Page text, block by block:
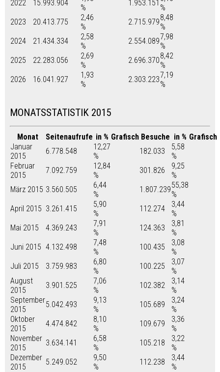
2022
15.993.904
%
1.953.151
%
2023
20.413.775
2,46
%
2.715.9798,48
%
2024
21.434.334
2,58
%
2.554.0897,98
%
2025
22.283.056
2,69
%
2.696.3708,42
%
2026
16.041.927
1,93
%
2.303.2237,19
%
MONATSSTATISTIK 2015
Monat Seitenaufrufe in % Grafisch Besuche in % Grafisch
Januar
2015
6.778.548
12,27
%
182.033
5,58
%
Februar
2015
7.092.759
12,84
%
301.826
9,25
%
März 2015 3.560.505
6,44
%
1.807.23955,38
%
April 2015 3.261.415
5,90
%
112.274
3,44
%
Mai 2015
4.369.243
7,91
%
124.363
3,81
%
Juni 2015 4.132.498
7,48
%
100.435
3,08
%
Juli 2015
3.759.983
6,80
%
100.225
3,07
%
August
2015
3.901.525
7,06
%
102.382
3,14
%
September
2015
5.042.493
9,13
%
105.689
3,24
%
Oktober
2015
4.474.842
8,10
%
109.679
3,36
%
November
2015
3.634.141
6,58
%
105.218
3,22
%
Dezember
2015
5.249.052
9,50
%
112.238
3,44
%